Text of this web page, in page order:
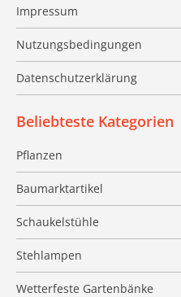
Impressum
Nutzungsbedingungen
Datenschutzerklärung
Beliebteste Kategorien
Pflanzen
Baumarktartikel
Schaukelstühle
Stehlampen
Wetterfeste Gartenbänke